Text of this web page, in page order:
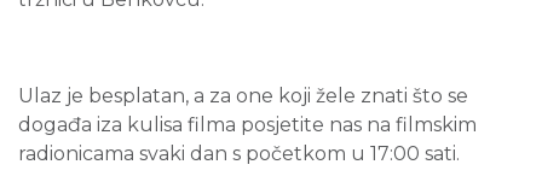
Ulaz je besplatan, a za one koji žele znati što se
događa iza kulisa filma posjetite nas na filmskim
radionicama svaki dan s početkom u 17:00 sati.